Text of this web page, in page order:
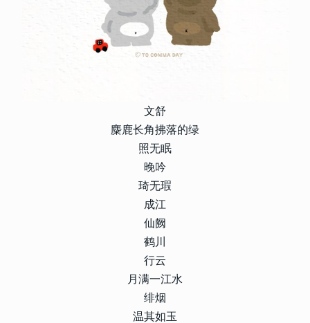
文舒
麋鹿长角拂落的绿
照无眠
晚吟
琦无瑕
成江
仙阙
鹤川
行云
月满一江水
绯烟
温其如玉